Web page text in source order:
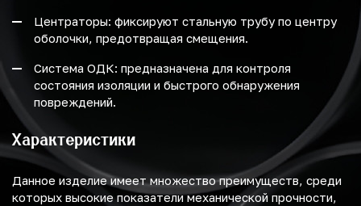
Центраторы: фиксируют стальную трубу по центру
оболочки, предотвращая смещения.
Система ОДК: предназначена для контроля
состояния изоляции и быстрого обнаружения
повреждений.
Характеристики
Данное изделие имеет множество преимуществ, среди
которых высокие показатели механической прочности,